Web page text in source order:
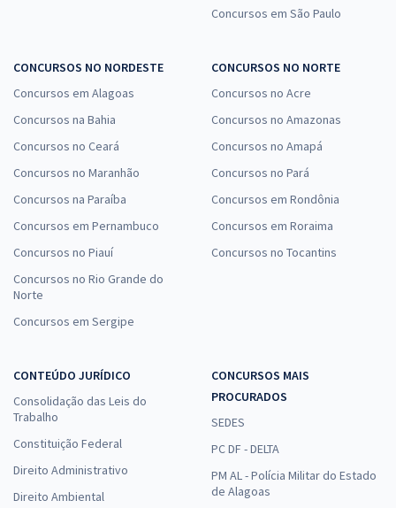
Concursos em São Paulo
CONCURSOS NO NORDESTE
Concursos em Alagoas
Concursos na Bahia
Concursos no Ceará
Concursos no Maranhão
Concursos na Paraíba
Concursos em Pernambuco
Concursos no Piauí
Concursos no Rio Grande do
Norte
Concursos em Sergipe
CONCURSOS NO NORTE
Concursos no Acre
Concursos no Amazonas
Concursos no Amapá
Concursos no Pará
Concursos em Rondônia
Concursos em Roraima
Concursos no Tocantins
CONTEÚDO JURÍDICO
Consolidação das Leis do
Trabalho
Constituição Federal
Direito Administrativo
Direito Ambiental
CONCURSOS MAIS
PROCURADOS
SEDES
PC DF - DELTA
PM AL - Polícia Militar do Estado
de Alagoas